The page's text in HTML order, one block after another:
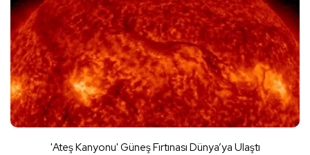
'Ateş Kanyonu' Güneş Fırtınası Dünya’ya Ulaştı